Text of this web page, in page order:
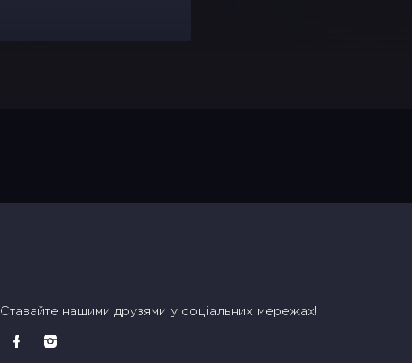
Ставайте нашими друзями у соціальних мережах!